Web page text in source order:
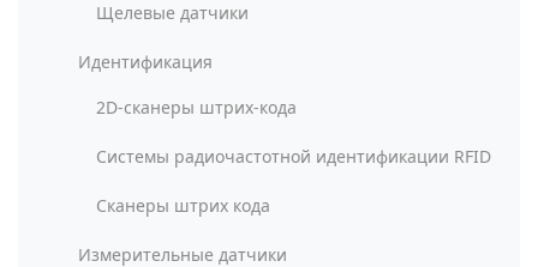
Щелевые датчики
Идентификация
2D-сканеры штрих-кода
Системы радиочастотной идентификации RFID
Сканеры штрих кода
Измерительные датчики